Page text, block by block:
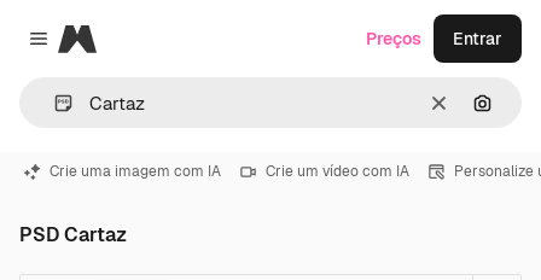
Close menu
Magnific
Limpar
Preços Entrar
Crie uma imagem com IA Crie um vídeo com IA Personalize
PSD Cartaz